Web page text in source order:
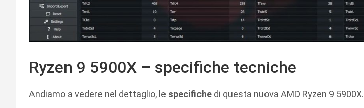
Ryzen 9 5900X – specifiche tecniche
Andiamo a vedere nel dettaglio, le specifiche di questa nuova AMD Ryzen 9 5900X.